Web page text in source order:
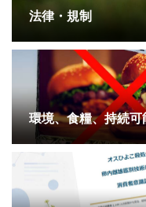
法律・規制
環境、食糧、持続可